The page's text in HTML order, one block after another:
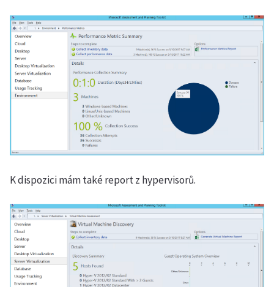
K dispozici mám také report z hypervisorů.